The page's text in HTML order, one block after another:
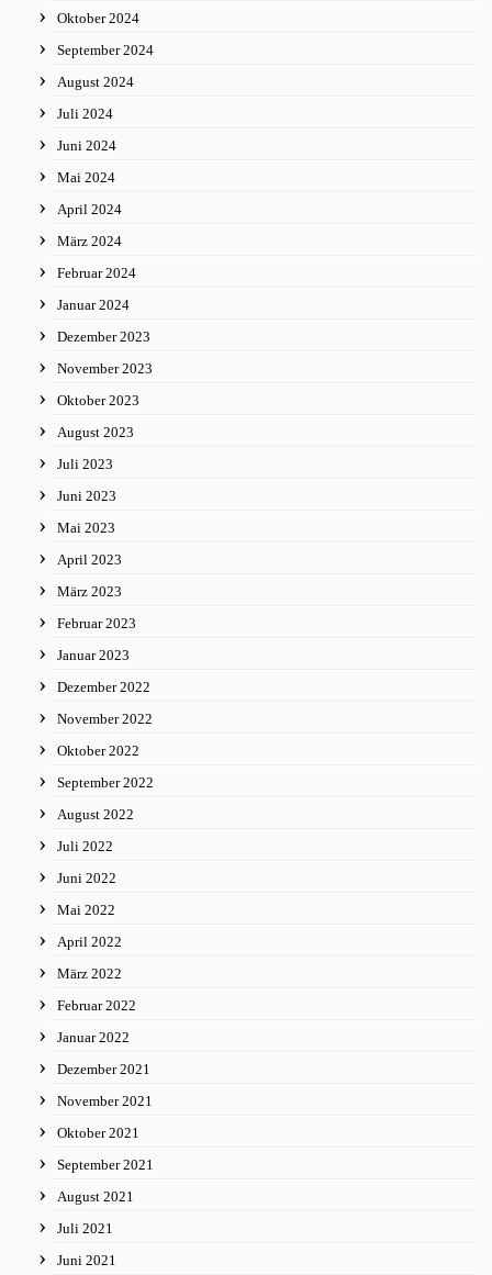
Oktober 2024
September 2024
August 2024
Juli 2024
Juni 2024
Mai 2024
April 2024
März 2024
Februar 2024
Januar 2024
Dezember 2023
November 2023
Oktober 2023
August 2023
Juli 2023
Juni 2023
Mai 2023
April 2023
März 2023
Februar 2023
Januar 2023
Dezember 2022
November 2022
Oktober 2022
September 2022
August 2022
Juli 2022
Juni 2022
Mai 2022
April 2022
März 2022
Februar 2022
Januar 2022
Dezember 2021
November 2021
Oktober 2021
September 2021
August 2021
Juli 2021
Juni 2021